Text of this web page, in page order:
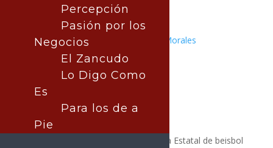
Publicado por:Juan Antonio Pérez Morales
DEPORTES
8 febrero, 2026
Los dos campeones de la Olimpiada Estatal de beisbol
Percepción
Pasión por los
Negocios
El Zancudo
Lo Digo Como
Es
Para los de a
Pie